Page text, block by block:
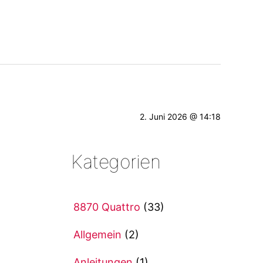
2. Juni 2026 @ 14:18
Kategorien
8870 Quattro (33)
Allgemein (2)